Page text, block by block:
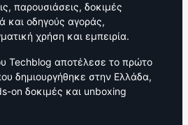
παρουσιάσεις, δοκιμές
και οδηγούς αγοράς,
χρήση και εμπειρία.
Techblog αποτέλεσε το πρώτο
δημιουργήθηκε στην Ελλάδα,
on δοκιμές και unboxing